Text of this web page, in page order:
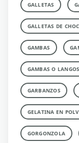
GALLETAS
GALLETAS DE
GAMBAS
GAMBAS O
GARBANZOS
GELATINA EN
GORGONZOLA